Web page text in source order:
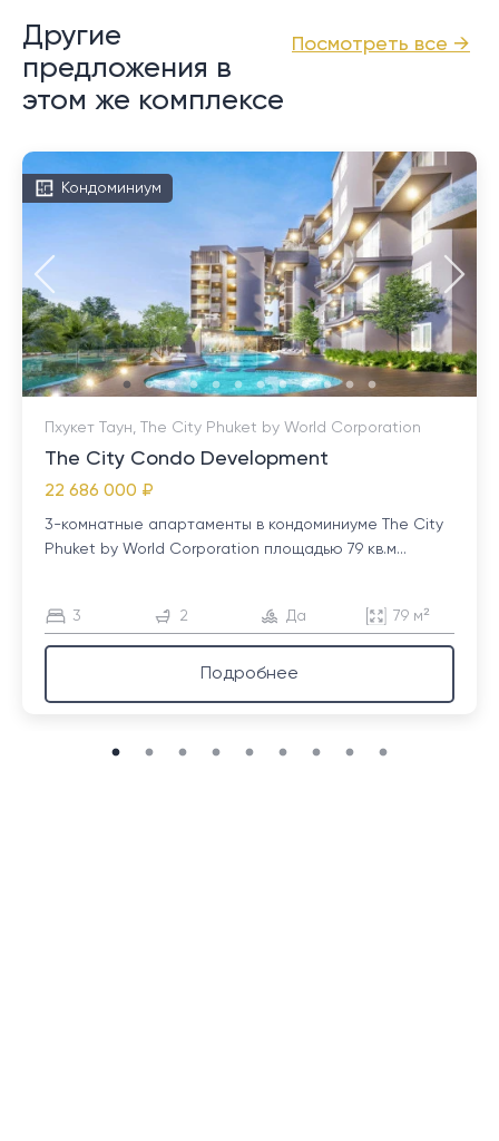
Посмотреть все →
Другие
предложения в
этом же комплексе
Кондоминиум
Пхукет Таун, The City Phuket by World Corporation
The City Condo Development
22 686 000 ₽
3-комнатные апартаменты в кондоминиуме The City
Phuket by World Corporation площадью 79 кв.м...
3 2 Да 79 м²
Подробнее